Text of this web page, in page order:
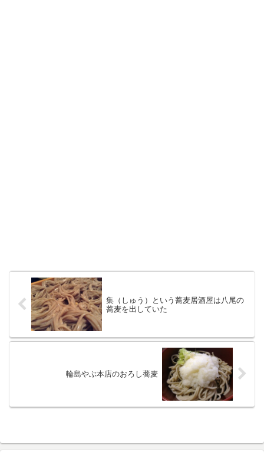
集（しゅう）という蕎麦居酒屋は八尾の
蕎麦を出していた
輪島やぶ本店のおろし蕎麦